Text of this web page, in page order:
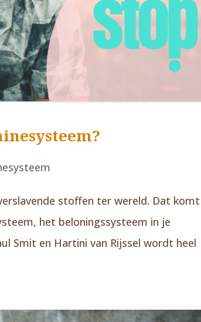
stoffen ter wereld. Dat komt
het beloningssysteem in je
Smit en Hartini van Rijssel wordt heel